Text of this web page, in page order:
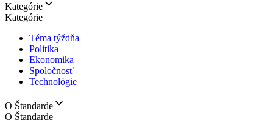
Kategórie
Kategórie
Téma týždňa
Politika
Ekonomika
Spoločnosť
Technológie
O Štandarde
O Štandarde